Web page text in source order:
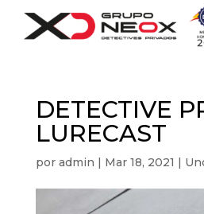
DETECTIVE
LURECAST
por admin | Mar 18, 2021 |